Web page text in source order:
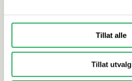
Tillat alle
Tillat utvalg